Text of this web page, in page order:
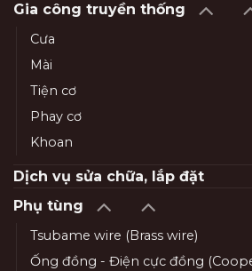
Gia công truyền thống
Cưa
Mài
Tiện cơ
Phay cơ
Khoan
Dịch vụ sửa chữa, lắp đặt
Phụ tùng
Tsubame wire (Brass wire)
Ống đồng - Điện cực đồng